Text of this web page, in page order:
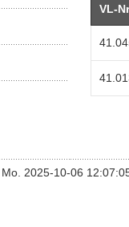
VL-
2025-10-06